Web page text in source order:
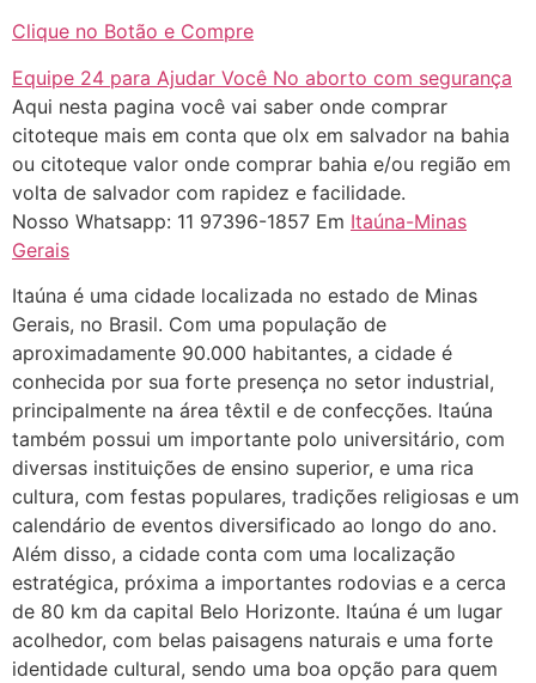
Clique no Botão e Compre
Equipe 24 para Ajudar Você No aborto com segurança
Aqui nesta pagina você vai saber onde comprar
citoteque mais em conta que olx em salvador na bahia
ou citoteque valor onde comprar bahia e/ou região em
volta de salvador com rapidez e facilidade.
Nosso Whatsapp: 11 97396-1857 Em Itaúna-Minas
Gerais
Itaúna é uma cidade localizada no estado de Minas
Gerais, no Brasil. Com uma população de
aproximadamente 90.000 habitantes, a cidade é
conhecida por sua forte presença no setor industrial,
principalmente na área têxtil e de confecções. Itaúna
também possui um importante polo universitário, com
diversas instituições de ensino superior, e uma rica
cultura, com festas populares, tradições religiosas e um
calendário de eventos diversificado ao longo do ano.
Além disso, a cidade conta com uma localização
estratégica, próxima a importantes rodovias e a cerca
de 80 km da capital Belo Horizonte. Itaúna é um lugar
acolhedor, com belas paisagens naturais e uma forte
identidade cultural, sendo uma boa opção para quem
22/05/2026 16:35:20
Helly
(1999997****
em http://www.proaborto.com)
Eu estou preparada em varias
áreas mas psicologicamente p ter
sozinha nao estou
Helly
(1999997****
em http://www.proaborto.com)
Entao q seja
22/05/2026 17:09:25
G (1199866**** em
http://www.proaborto.com)
Mulheres vocês sabem dizer
quem já tomou os remédio se
depois que para de menstruar
começa a sair um líquido
transparente, se é normal ?